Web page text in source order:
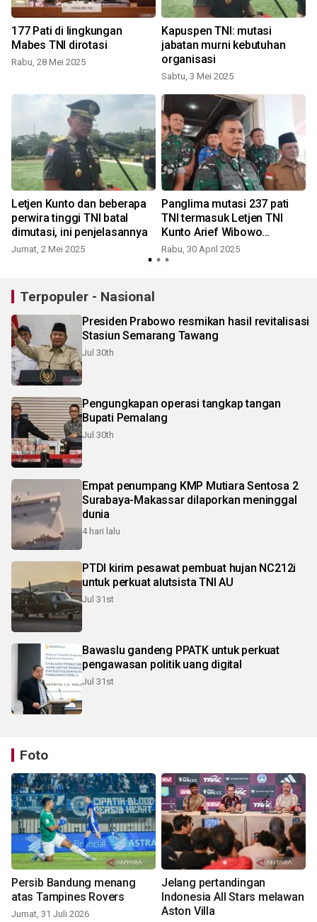
177 Pati di lingkungan
Mabes TNI dirotasi
Rabu, 28 Mei 2025
Kapuspen TNI: mutasi
jabatan murni kebutuhan
organisasi
Sabtu, 3 Mei 2025
Letjen Kunto dan beberapa
perwira tinggi TNI batal
dimutasi, ini penjelasannya
Jumat, 2 Mei 2025
Panglima mutasi 237 pati
TNI termasuk Letjen TNI
Kunto Arief Wibowo
Pangkogabwilhan I
Rabu, 30 April 2025
Terpopuler - Nasional
Presiden Prabowo resmikan hasil revitalisasi
Stasiun Semarang Tawang
Jul 30th
Pengungkapan operasi tangkap tangan
Bupati Pemalang
Jul 30th
Empat penumpang KMP Mutiara Sentosa 2
Surabaya-Makassar dilaporkan meninggal
dunia
4 hari lalu
PTDI kirim pesawat pembuat hujan NC212i
untuk perkuat alutsista TNI AU
Jul 31st
Bawaslu gandeng PPATK untuk perkuat
pengawasan politik uang digital
Jul 31st
Foto
Persib Bandung menang
atas Tampines Rovers
Jumat, 31 Juli 2026
Jelang pertandingan
Indonesia All Stars melawan
Aston Villa